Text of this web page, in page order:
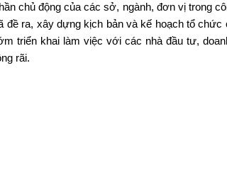
ần chủ động của các sở, ngành, đơn vị trong c
đề ra, xây dựng kịch bản và kế hoạch tổ chức
triển khai làm việc với các nhà đầu tư,
rãi.